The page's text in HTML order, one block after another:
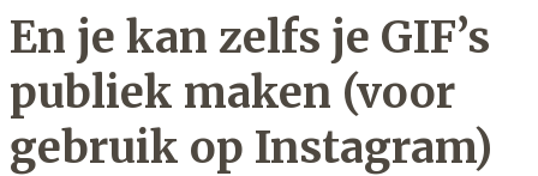
En je kan zelfs je GIF’s
publiek maken (voor
gebruik op Instagram)